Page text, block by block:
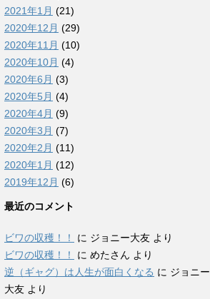
2021年1月 (21)
2020年12月 (29)
2020年11月 (10)
2020年10月 (4)
2020年6月 (3)
2020年5月 (4)
2020年4月 (9)
2020年3月 (7)
2020年2月 (11)
2020年1月 (12)
2019年12月 (6)
最近のコメント
ビワの収穫！！ に ジョニー大友 より
ビワの収穫！！
に めたさん より
逆（ギャグ）は人生が面白くなる に ジョニー
大友 より